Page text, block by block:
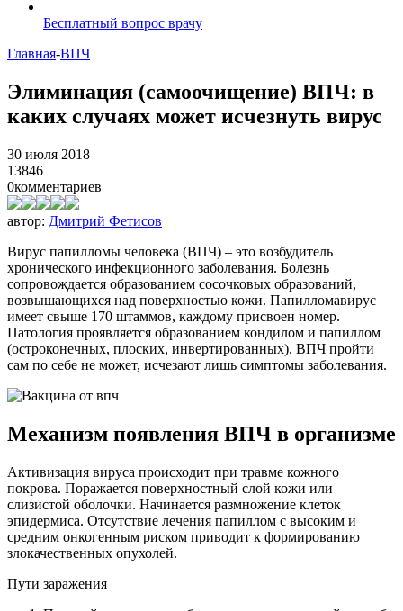
Бесплатный вопрос врачу
Главная-ВПЧ
Элиминация (самоочищение) ВПЧ: в
каких случаях может исчезнуть вирус
30 июля 2018
13846
0комментариев
автор: Дмитрий Фетисов
Вирус папилломы человека (ВПЧ) – это возбудитель
хронического инфекционного заболевания. Болезнь
сопровождается образованием сосочковых образований,
возвышающихся над поверхностью кожи. Папилломавирус
имеет свыше 170 штаммов, каждому присвоен номер.
Патология проявляется образованием кондилом и папиллом
(остроконечных, плоских, инвертированных). ВПЧ пройти
сам по себе не может, исчезают лишь симптомы заболевания.
Механизм появления ВПЧ в организме
Активизация вируса происходит при травме кожного
покрова. Поражается поверхностный слой кожи или
слизистой оболочки. Начинается размножение клеток
эпидермиса. Отсутствие лечения папиллом с высоким и
средним онкогенным риском приводит к формированию
злокачественных опухолей.
Пути заражения